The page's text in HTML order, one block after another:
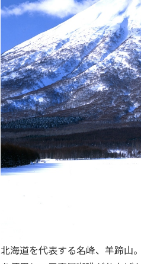
北海道を代表する名峰、羊蹄山